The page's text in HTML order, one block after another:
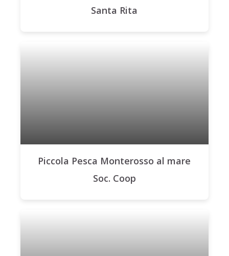
Santa Rita
Piccola Pesca Monterosso al mare
Soc. Coop